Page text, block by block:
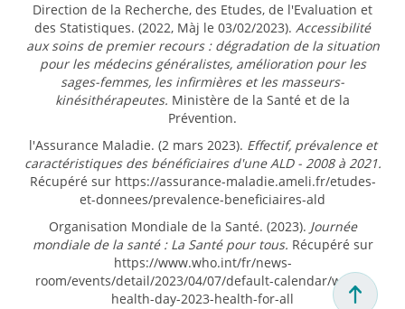
Direction de la Recherche, des Etudes, de l'Evaluation et
des Statistiques. (2022, Màj le 03/02/2023). Accessibilité
aux soins de premier recours : dégradation de la situation
pour les médecins généralistes, amélioration pour les
sages-femmes, les infirmières et les masseurs-
kinésithérapeutes. Ministère de la Santé et de la
Prévention.
l'Assurance Maladie. (2 mars 2023). Effectif, prévalence et
caractéristiques des bénéficiaires d'une ALD - 2008 à 2021.
Récupéré sur https://assurance-maladie.ameli.fr/etudes-
et-donnees/prevalence-beneficiaires-ald
Organisation Mondiale de la Santé. (2023). Journée
mondiale de la santé : La Santé pour tous. Récupéré sur
https://www.who.int/fr/news-
room/events/detail/2023/04/07/default-calendar/world-
health-day-2023-health-for-all